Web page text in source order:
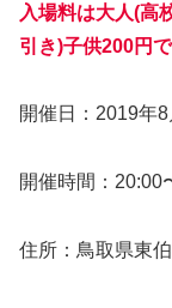
入場料は大人(高
引き)子供200円で
開催日：2019年
開催時間：20:00
住所：鳥取県東